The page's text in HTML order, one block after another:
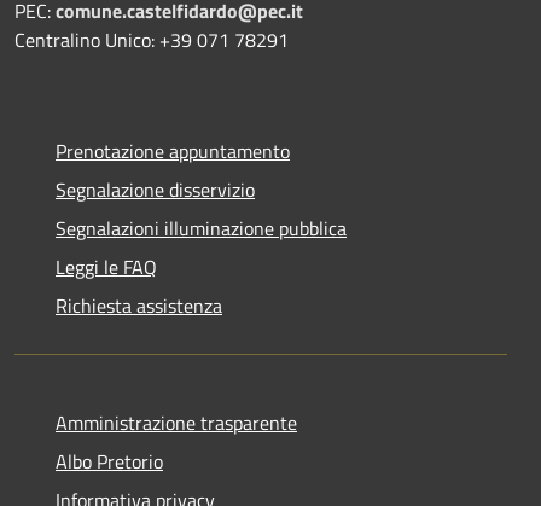
PEC:comune.castelfidardo@pec.it
Centralino Unico: +39 071 78291
Prenotazione appuntamento
Segnalazione disservizio
Segnalazioni illuminazione pubblica
Leggi le FAQ
Richiesta assistenza
Amministrazione trasparente
Albo Pretorio
Informativa privacy